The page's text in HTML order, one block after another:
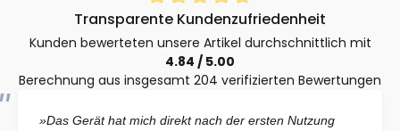
Durchschnittliche Bewertung von 4.8 von 5 Sternen
Transparente Kundenzufriedenheit
Kunden bewerteten unsere Artikel durchschnittlich mit
4.84 / 5.00
Berechnung aus insgesamt 204 verifizierten Bewertungen
»Das Gerät hat mich direkt nach der ersten Nutzung